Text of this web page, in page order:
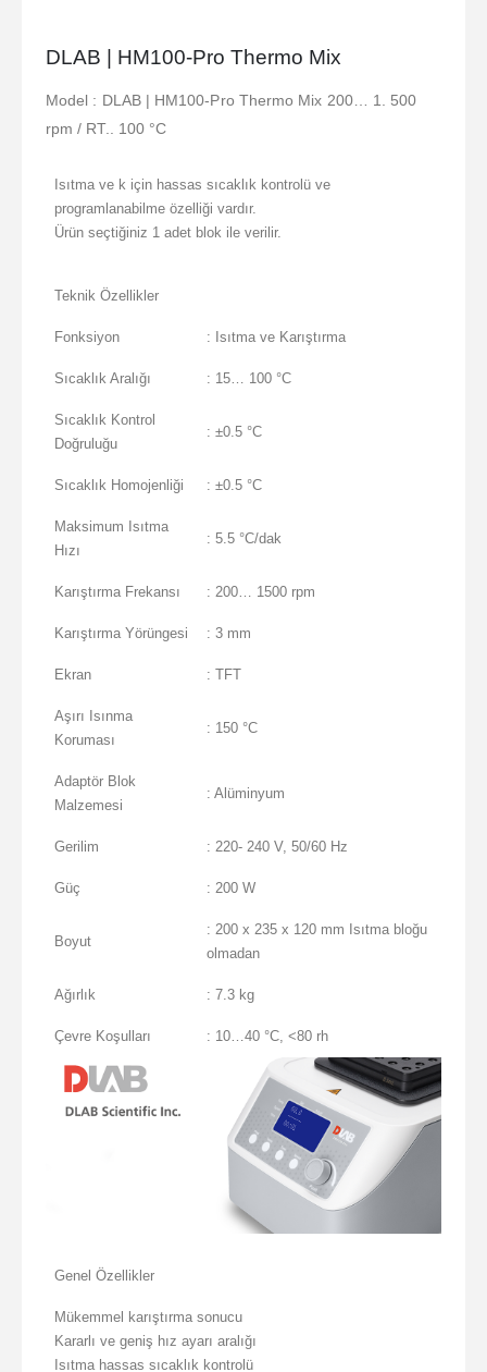
DLAB | HM100-Pro Thermo Mix
Model : DLAB | HM100-Pro Thermo Mix 200… 1. 500
rpm / RT.. 100 °C
Isıtma ve k için hassas sıcaklık kontrolü ve
programlanabilme özelliği vardır.
Ürün seçtiğiniz 1 adet blok ile verilir.
Teknik Özellikler
Fonksiyon : Isıtma ve Karıştırma
Sıcaklık Aralığı : 15… 100 °C
Sıcaklık Kontrol
Doğruluğu
: ±0.5 °C
Sıcaklık Homojenliği : ±0.5 °C
Maksimum Isıtma
Hızı
: 5.5 °C/dak
Karıştırma Frekansı : 200… 1500 rpm
Karıştırma Yörüngesi : 3 mm
Ekran : TFT
Aşırı Isınma
Koruması
: 150 °C
Adaptör Blok
Malzemesi
: Alüminyum
Gerilim : 220- 240 V, 50/60 Hz
Güç : 200 W
Boyut
: 200 x 235 x 120 mm Isıtma bloğu
olmadan
Ağırlık : 7.3 kg
Çevre Koşulları : 10…40 °C, <80 rh
Genel Özellikler
Mükemmel karıştırma sonucu
Kararlı ve geniş hız ayarı aralığı
Isıtma hassas sıcaklık kontrolü